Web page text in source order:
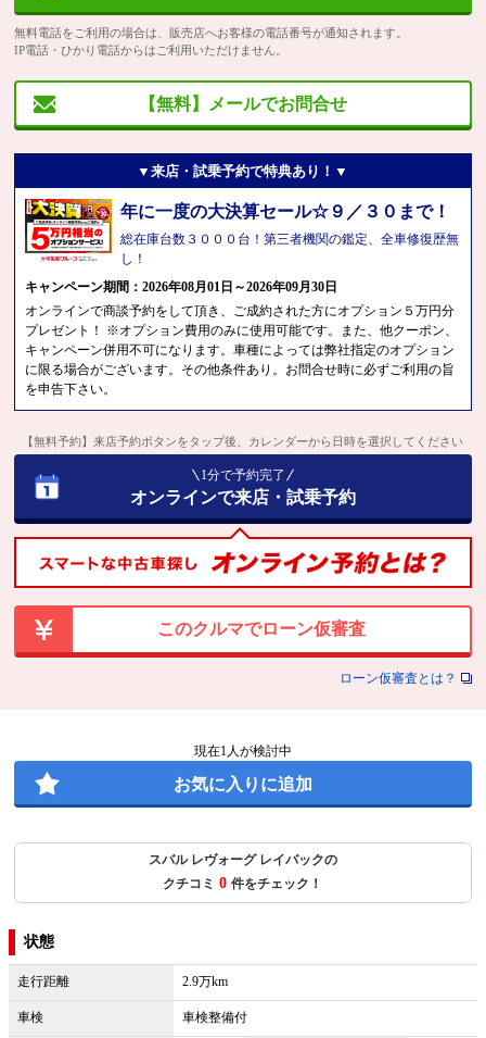
無料電話をご利用の場合は、販売店へお客様の電話番号が通知されます。
IP電話・ひかり電話からはご利用いただけません。
【無料】メールでお問合せ
▼来店・試乗予約で特典あり！▼
年に一度の大決算セール☆９／３０まで！
総在庫台数３０００台！第三者機関の鑑定、全車修復歴無
し！
キャンペーン期間：2026年08月01日～2026年09月30日
オンラインで商談予約をして頂き、ご成約された方にオプション５万円分
プレゼント！ ※オプション費用のみに使用可能です。また、他クーポン、
キャンペーン併用不可になります。車種によっては弊社指定のオプション
に限る場合がございます。その他条件あり。お問合せ時に必ずご利用の旨
を申告下さい。
【無料予約】来店予約ボタンをタップ後、カレンダーから日時を選択してください
1分で予約完了
オンラインで来店・試乗予約
このクルマでローン仮審査
ローン仮審査とは？
現在1人が検討中
お気に入りに追加
スバル レヴォーグ レイバックの
クチコミ 0 件をチェック！
状態
走行距離 2.9万km
車検 車検整備付